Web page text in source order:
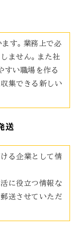
す。業務上で必
ません。また社
すい職場を作る
集できる新しい
送
る企業として情
に役立つ情報な
送させていただ